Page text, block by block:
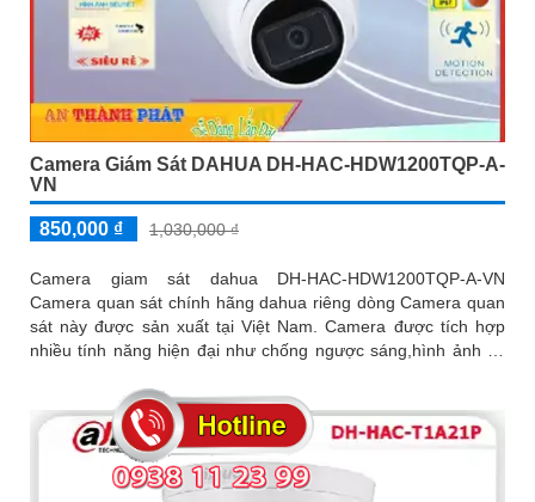
Camera Giám Sát DAHUA DH-HAC-HDW1200TQP-A-
VN
850,000 ₫ 1,030,000 ₫
Camera giam sát dahua DH-HAC-HDW1200TQP-A-VN
Camera quan sát chính hãng dahua riêng dòng Camera quan
sát này được sản xuất tại Việt Nam. Camera được tích hợp
nhiều tính năng hiện đại như chống ngược sáng,hình ảnh có